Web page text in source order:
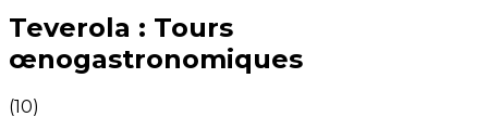
Expériences culinaires inoubliables : Expériences
Teverola : Tours
œnogastronomiques
(10)